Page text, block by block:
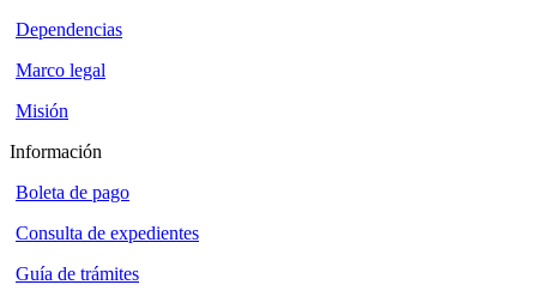
Dependencias
Marco legal
Misión
Información
Boleta de pago
Consulta de expedientes
Guía de trámites